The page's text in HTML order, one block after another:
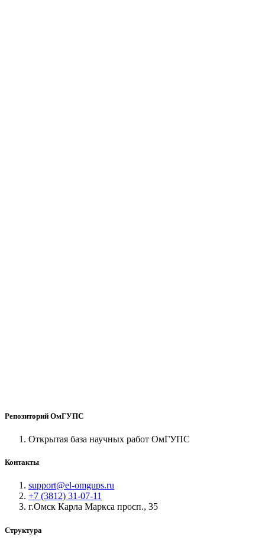
Репозиторий ОмГУПС
Открытая база научных работ ОмГУПС
Контакты
support@el-omgups.ru
+7 (3812) 31-07-11
г.Омск Карла Маркса просп., 35
Структура